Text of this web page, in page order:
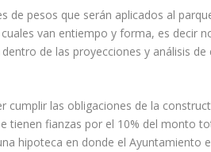
de pesos que serán aplicados al
van entiempo y forma, es decir
de las proyecciones y análisis
cumplir las obligaciones de la
tienen fianzas por el 10% del monto
hipoteca en donde el Ayuntamiento